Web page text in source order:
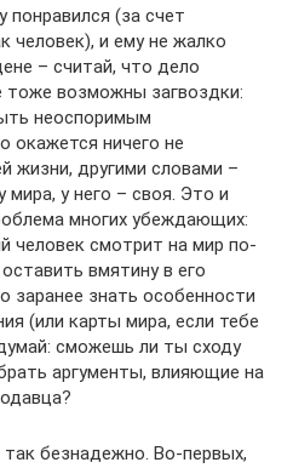
(за счет
человек), и ему не жалко
– считай, что дело
тоже возможны загвоздки:
неоспоримым
окажется ничего не
жизни, другими словами –
мира, у него – своя. Это и
многих убеждающих:
человек смотрит на мир по-
вмятину в его
заранее знать особенности
(или карты мира, если тебе
сможешь ли ты сходу
аргументы, влияющие на
безнадежно. Во-первых,